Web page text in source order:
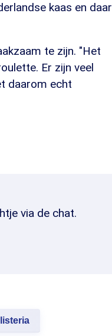
kaas en daar
te zijn. "Het
Er zijn veel
daarom echt
via de chat.
listeria